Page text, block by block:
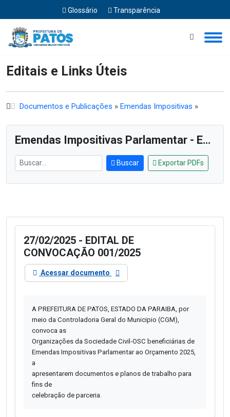
Glossário Transparência
Início Editais e Links Úteis
Editais e Links Úteis
Documentos e Publicações » Emendas Impositivas »
Emendas Impositivas Parlamentar - Exercício de 2025
Buscar Exportar PDFs
27/02/2025 - EDITAL DE
CONVOCAÇÃO 001/2025
Acessar documento
A PREFEITURA DE PATOS, ESTADO DA PARAIBA, por
meio da Controladoria Geral do Municipio (CGM),
convoca as
Organizações da Sociedade Civil-OSC beneficiárias de
Emendas Impositivas Parlamentar ao Orçamento 2025,
a
apresentarem documentos e planos de trabalho para
fins de
celebração de parceria.